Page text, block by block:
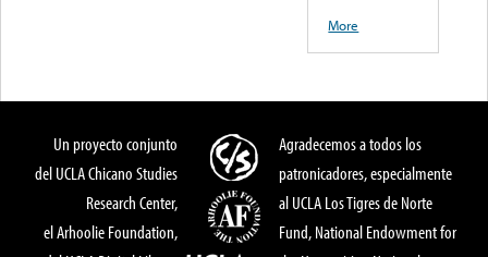
More
Un proyecto conjunto
del UCLA Chicano Studies
Research Center,
el Arhoolie Foundation,
Agradecemos a todos los
patronicadores, especialmente
al UCLA Los Tigres de Norte
Fund, National Endowment for